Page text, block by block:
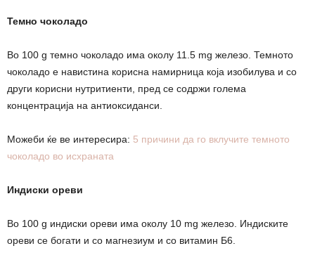
Темно чоколадо
Во 100 g темно чоколадо има околу 11.5 mg железо. Темното
чоколадо е навистина корисна намирница која изобилува и со
други корисни нутритиенти, пред се содржи голема
концентрација на антиоксиданси.
Можеби ќе ве интересира: 5 причини да го вклучите темното
чоколадо во исхраната
Индиски ореви
Во 100 g индиски ореви има околу 10 mg железо. Индиските
ореви се богати и со магнезиум и со витамин Б6.